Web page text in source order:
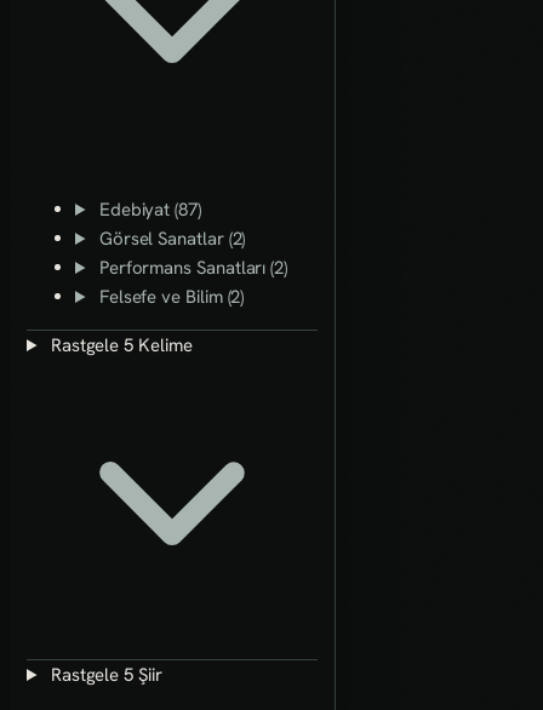
Edebiyat (87)
Görsel Sanatlar (2)
Performans Sanatları (2)
Felsefe ve Bilim (2)
Rastgele 5 Kelime
Rastgele 5 Şiir